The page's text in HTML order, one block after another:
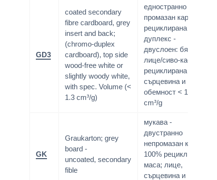
GD3
coated secondary
fibre cardboard, grey
insert and back;
(chromo-duplex
cardboard), top side
wood-free white or
slightly woody white,
with spec. Volume (<
1.3 cm³/g)
едностранно
промазан картон;
рециклирана маса;
дуплекс -
двуслоен: бяло
лице/сиво-кафява
рециклирана
сърцевина и гръб;
обемност < 1.3
cm³/g
GK
Graukarton; grey
board -
uncoated, secondary
fible
мукава -
двустранно
непромазан картон;
100% рециклирана
маса; лице,
сърцевина и гръб -